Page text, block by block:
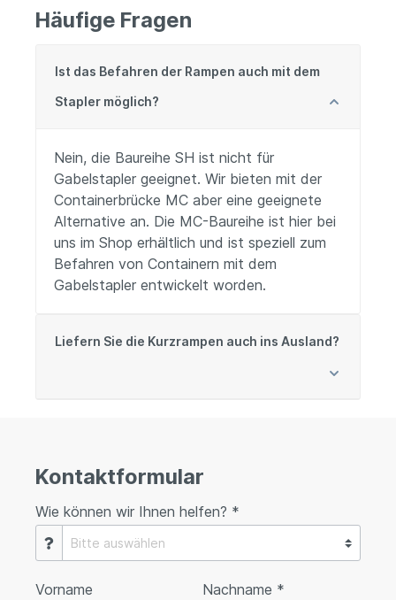
Häufige Fragen
Ist das Befahren der Rampen auch mit dem
Stapler möglich?
Nein, die Baureihe SH ist nicht für
Gabelstapler geeignet. Wir bieten mit der
Containerbrücke MC aber eine geeignete
Alternative an. Die MC-Baureihe ist hier bei
uns im Shop erhältlich und ist speziell zum
Befahren von Containern mit dem
Gabelstapler entwickelt worden.
Liefern Sie die Kurzrampen auch ins Ausland?
Kontaktformular
Wie können wir Ihnen helfen? *
Vorname Nachname *